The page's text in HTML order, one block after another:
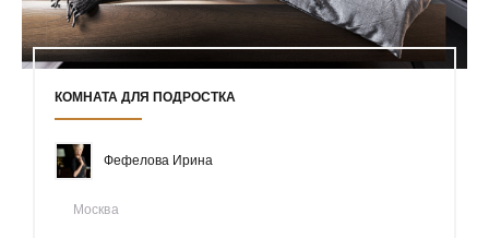
КОМНАТА ДЛЯ ПОДРОСТКА
Фефелова Ирина
Москва